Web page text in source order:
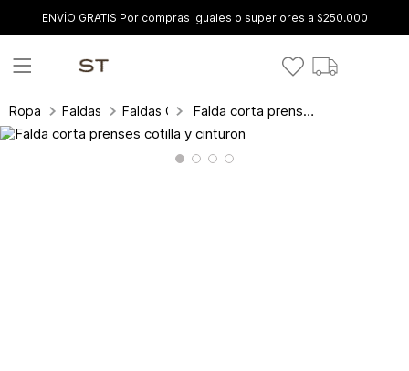
ENVÍO GRATIS Por compras iguales o superiores a $250.000
Ropa Faldas Faldas Cortas Falda corta prenses cotilla y cinturon